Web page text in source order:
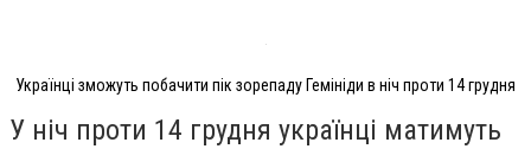
Українці зможуть побачити пік зорепаду Гемініди в ніч проти 14 грудня
У ніч проти 14 грудня українці матимуть